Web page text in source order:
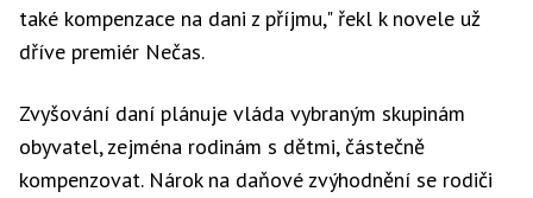
také kompenzace na dani z příjmu," řekl k novele už
dříve premiér Nečas.
Zvyšování daní plánuje vláda vybraným skupinám
obyvatel, zejména rodinám s dětmi, částečně
kompenzovat. Nárok na daňové zvýhodnění se rodiči